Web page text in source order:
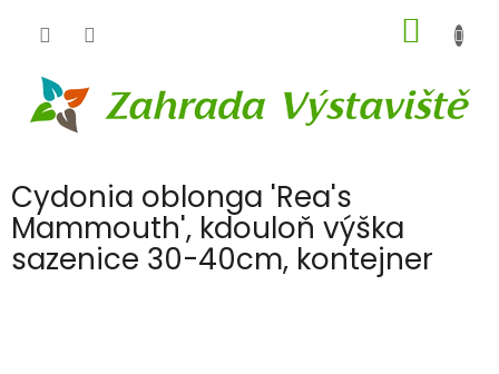
KOŠÍK
Cydonia oblonga 'Rea's
Mammouth', kdouloň výška
sazenice 30-40cm, kontejner